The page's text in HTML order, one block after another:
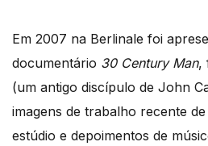
Em 2007 na Berlinale foi
documentário 30 Century Man,
(um antigo discípulo de John
imagens de trabalho recente
estúdio e depoimentos de